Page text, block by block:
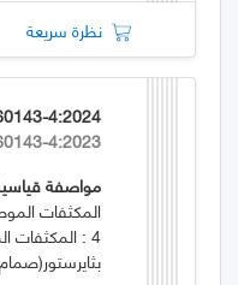
نظرة سريعة
4:2024
4:2023
مواصفة
المكثفات
4 : المكثفات